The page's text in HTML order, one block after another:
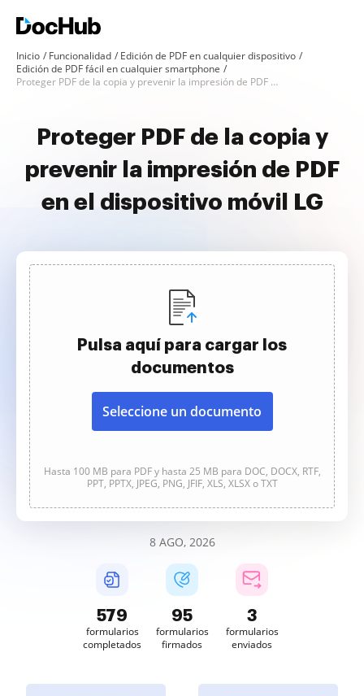
Inicio Funcionalidad
Edición de PDF en cualquier dispositivo
Edición de PDF fácil en cualquier smartphone
Proteger PDF de la copia y prevenir la impresión de PDF en LG
Proteger PDF de la copia y
prevenir la impresión de PDF
en el dispositivo móvil LG
Pulsa aquí para cargar los
documentos
Seleccione un documento
Hasta 100 MB para PDF y hasta 25 MB para DOC, DOCX, RTF,
PPT, PPTX, JPEG, PNG, JFIF, XLS, XLSX o TXT
8 AGO, 2026
580
formularios
completados
95
formularios
firmados
3
formularios
enviados